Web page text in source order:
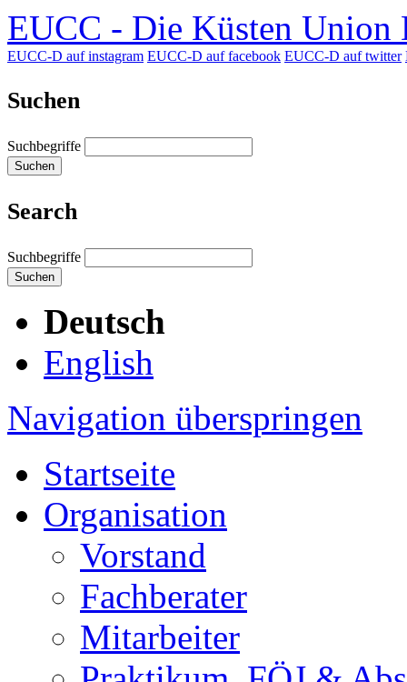
EUCC - Die Küsten Union
EUCC-D auf instagram EUCC-D auf facebook EUCC-D auf twitter
Suchen
Suchbegriffe
Suchen
Search
Suchbegriffe
Suchen
Deutsch
English
Navigation überspringen
Startseite
Organisation
Vorstand
Fachberater
Mitarbeiter